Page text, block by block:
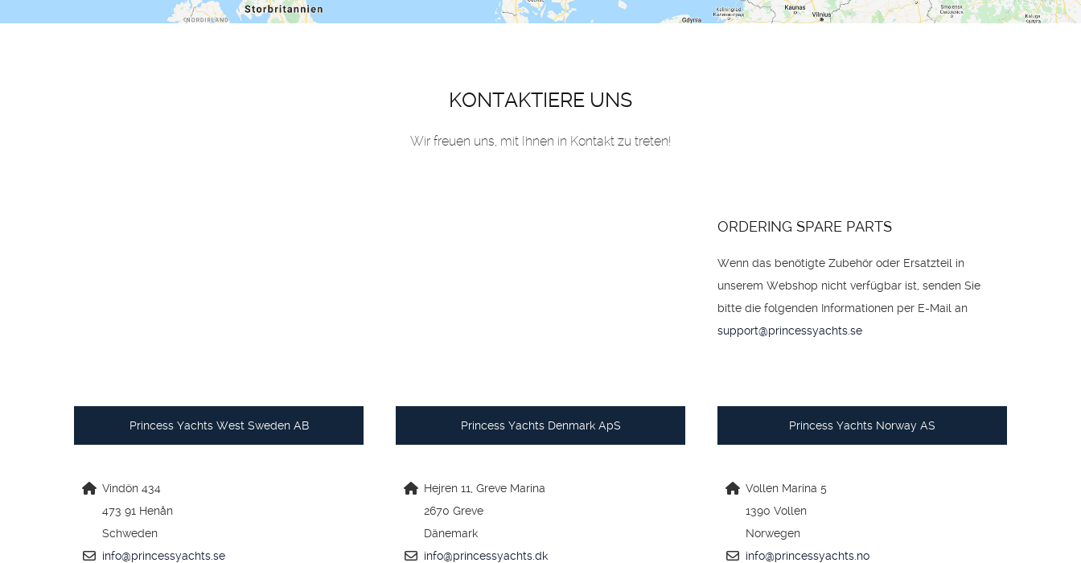
KONTAKTIERE UNS
Wir freuen uns, mit Ihnen in Kontakt zu treten!
ORDERING SPARE PARTS
Wenn das benötigte Zubehör oder Ersatzteil in
unserem Webshop nicht verfügbar ist, senden Sie
bitte die folgenden Informationen per E-Mail an
support@princessyachts.se
Princess Yachts West Sweden AB
Vindön 434
473 91 Henån
Schweden
info@princessyachts.se
Princess Yachts Denmark ApS
Hejren 11, Greve Marina
2670 Greve
Dänemark
info@princessyachts.dk
Princess Yachts Norway AS
Vollen Marina 5
1390 Vollen
Norwegen
info@princessyachts.no